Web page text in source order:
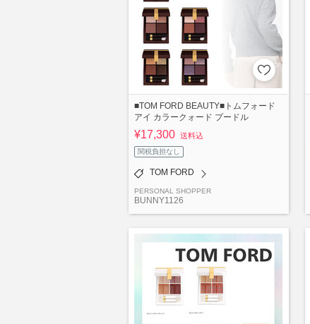
■TOM FORD BEAUTY■トムフォード
アイ カラークォード プードル
¥17,300 送料込
関税負担なし
TOM FORD
PERSONAL SHOPPER
BUNNY1126